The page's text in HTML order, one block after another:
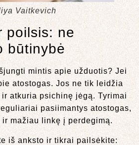
Vaitkevich
poilsis: ne
būtinybė
mintis apie užduotis? Jei
atostogas. Jos ne tik leidžia
atkuria psichinę jėgą. Tyrimai
pasiimantys atostogas,
ir mažiau linkę į perdegimą.
iš anksto ir tikrai pailsėkite: